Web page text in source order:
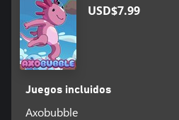
USD$7.99
Juegos incluidos
Axobubble